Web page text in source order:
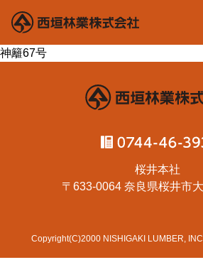
神籬67号
桜井本社
〒633-0064 奈良県桜井市
Copyright(C)2000 NISHIGAKI LUMBER,